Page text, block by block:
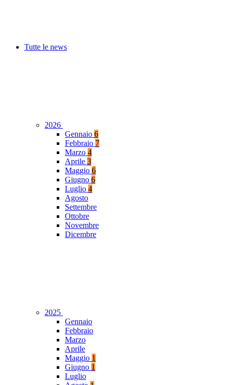
Tutte le news
2026
Gennaio 6
Febbraio 7
Marzo 4
Aprile 3
Maggio 6
Giugno 6
Luglio 4
Agosto
Settembre
Ottobre
Novembre
Dicembre
2025
Gennaio
Febbraio
Marzo
Aprile
Maggio 1
Giugno 1
Luglio